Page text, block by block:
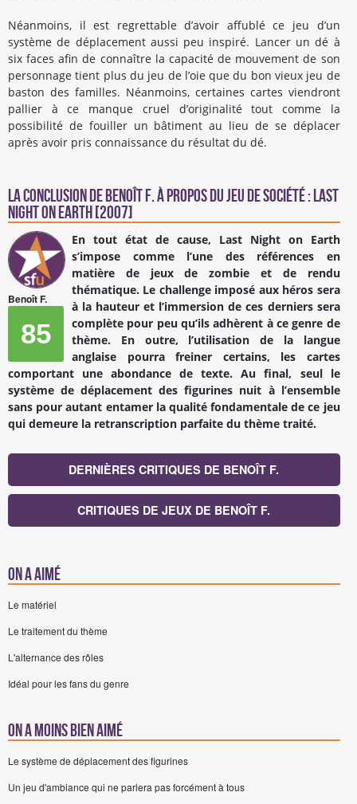
Néanmoins, il est regrettable d’avoir affublé ce jeu d’un
système de déplacement aussi peu inspiré. Lancer un dé à
six faces afin de connaître la capacité de mouvement de son
personnage tient plus du jeu de l’oie que du bon vieux jeu de
baston des familles. Néanmoins, certaines cartes viendront
pallier à ce manque cruel d’originalité tout comme la
possibilité de fouiller un bâtiment au lieu de se déplacer
après avoir pris connaissance du résultat du dé.
La conclusion de Benoît F.à propos du Jeu de société : Last
Night on Earth [2007]
Benoît F.
85
En tout état de cause, Last Night on Earth
s’impose comme l’une des références en
matière de jeux de zombie et de rendu
thématique. Le challenge imposé aux héros sera
à la hauteur et l’immersion de ces derniers sera
complète pour peu qu’ils adhèrent à ce genre de
thème. En outre, l’utilisation de la langue
anglaise pourra freiner certains, les cartes
comportant une abondance de texte. Au final, seul le
système de déplacement des figurines nuit à l’ensemble
sans pour autant entamer la qualité fondamentale de ce jeu
qui demeure la retranscription parfaite du thème traité.
DERNIÈRES CRITIQUES DE BENOÎT F.
CRITIQUES DE JEUX DE BENOÎT F.
On a aimé
Le matériel
Le traitement du thème
L'alternance des rôles
Idéal pour les fans du genre
On a moins bien aimé
Le système de déplacement des figurines
Un jeu d'ambiance qui ne parlera pas forcément à tous